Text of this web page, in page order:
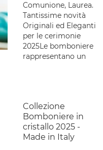
Comunione, Laurea.
Tantissime novità
Originali ed Eleganti
per le cerimonie
2025Le bomboniere
rappresentano un
Collezione
Bomboniere in
cristallo 2025 -
Made in Italy